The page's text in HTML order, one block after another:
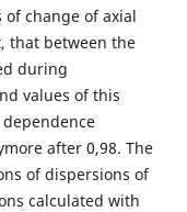
change of axial
that between the
during
values of this
after 0,98. The
of dispersions of
calculated with